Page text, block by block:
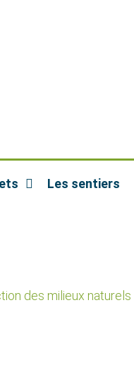
Les sentiers
des milieux naturels